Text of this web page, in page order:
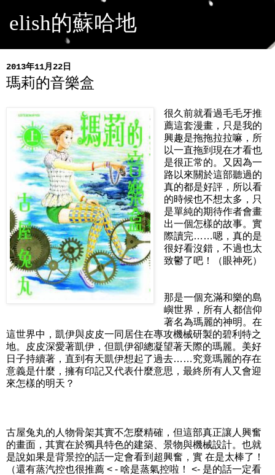
elish的蘇哈地
2013年11月22日
瑪莉的音樂盒
很久前就看過毛毛牙推
薦這套漫畫，只是我的
興趣是拖拖拉拉嘛，所
以一直拖到現在才看也
是很正常的。又因為一
路以來關於這部聽過的
真的都是好評，所以看
的時候也不想太多，只
是單純的期待作者會畫
出一個怎樣的故事。實
際讀完……嗯，真的是
很好看沒錯，不過也太
致鬱了吧！（眼神死）
那是一個充滿和樂的島
嶼世界，所有人都信仰
著名為瑪麗的神明。在
這世界中，凱伊與皮皮一同居住在專攻機械研製的碧利特之
地。皮皮深愛著凱伊，但凱伊卻總凝望著天際的瑪麗。美好
日子持續著，直到有天凱伊想起了過去……究竟瑪麗的存在
意義是什麼，擁有印記又代表什麼意思，最終所有人又會迎
來怎樣的明天？
古屋兔丸的人物骨架其實不怎麼精確，但這部真正讓人興奮
的畫面，其實在於獨具特色的建築、景物與機械設計。也就
是說如果是背景控的話一定會看到超興奮，實 在是太棒了！
（還有蒸汽控也很推薦 < - 啥是蒸氣控啦！ <- 是的話一定看